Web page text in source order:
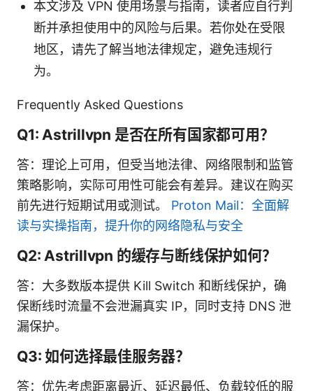
本文涉及 VPN 使用场景与指南，读者应自行判
断并承担使用中的风险与后果。若你处在受限
地区，请先了解当地法律规定，避免违规行
为。
Frequently Asked Questions
Q1: Astrillvpn 是否在所有国家都可用？
答：理论上可用，但受当地法律、网络限制和监管
策略影响，实际可用性可能会有差异。建议在购买
前先进行短期试用或测试。 Proton Mail：全面解
读与实操指南，提升你的网络隐私与安全
Q2: Astrillvpn 的缓存与断线保护如何？
答：大多数版本提供 Kill Switch 和断线保护，确
保断线时流量不会泄漏真实 IP，同时支持 DNS 泄
漏保护。
Q3: 如何选择最佳服务器？
答：优先考虑距离最近、延迟最低、负载较低的服